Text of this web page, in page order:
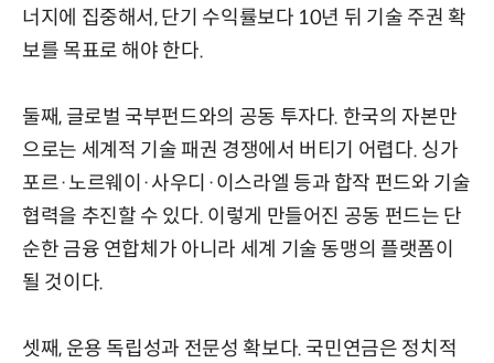
너지에 집중해서, 단기 수익률보다 10년 뒤 기술 주권 확
보를 목표로 해야 한다.
둘째, 글로벌 국부펀드와의 공동 투자다. 한국의 자본만
으로는 세계적 기술 패권 경쟁에서 버티기 어렵다. 싱가
포르·노르웨이·사우디·이스라엘 등과 합작 펀드와 기술
협력을 추진할 수 있다. 이렇게 만들어진 공동 펀드는 단
순한 금융 연합체가 아니라 세계 기술 동맹의 플랫폼이
될 것이다.
셋째, 운용 독립성과 전문성 확보다. 국민연금은 정치적